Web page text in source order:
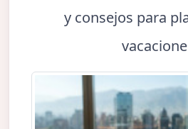
y consejos para